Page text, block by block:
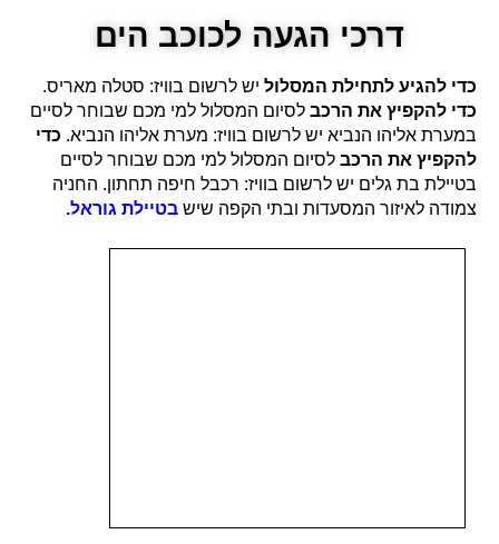
דרכי הגעה לכוכב הים
כדי להגיע לתחילת המסלול יש לרשום בוויז: סטלה מאריס.
כדי להקפיץ את הרכב לסיום המסלול למי מכם שבוחר לסיים
במערת אליהו הנביא יש לרשום בוויז: מערת אליהו הנביא. כדי
להקפיץ את הרכב לסיום המסלול למי מכם שבוחר לסיים
בטיילת בת גלים יש לרשום בוויז: רכבל חיפה תחתון. החניה
צמודה לאיזור המסעדות ובתי הקפה שיש בטיילת גוראל.